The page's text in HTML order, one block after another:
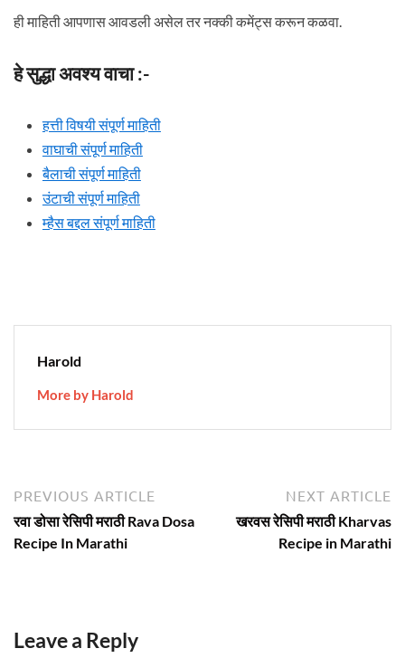
ही माहिती आपणास आवडली असेल तर नक्की कमेंट्स करून कळवा.
हे सुद्धा अवश्य वाचा :-
हत्ती विषयी संपूर्ण माहिती
वाघाची संपूर्ण माहिती
बैलाची संपूर्ण माहिती
उंटाची संपूर्ण माहिती
म्हैस बद्दल संपूर्ण माहिती
Harold
More by Harold
Post
navigation
PREVIOUS ARTICLE
article:
रवा डोसा रेसिपी मराठी Rava Dosa
Recipe In Marathi
NEXT ARTICLE
खरवस रेसिपी मराठी Kharvas
Recipe in Marathi
Leave a Reply